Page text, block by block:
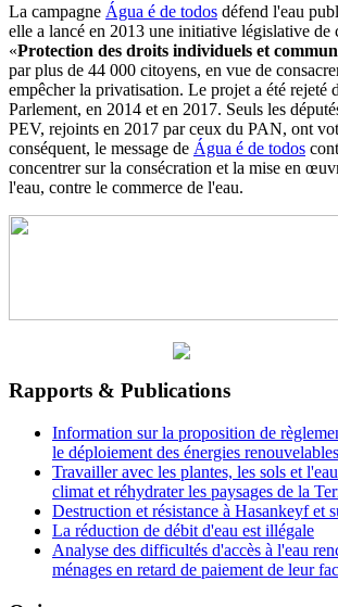
La campagne Água é de todos défend l'eau
elle a lancé en 2013 une initiative législative de
«Protection des droits individuels et
par plus de 44 000 citoyens, en vue de
empêcher la privatisation. Le projet a été rejeté
Parlement, en 2014 et en 2017. Seuls les
PEV, rejoints en 2017 par ceux du PAN, ont
conséquent, le message de Água é de todos
concentrer sur la consécration et la mise en
l'eau, contre le commerce de l'eau.
Rapports & Publications
Information sur la proposition de
le déploiement des énergies renouvelables
Travailler avec les plantes, les sols et
climat et réhydrater les paysages de la
Destruction et résistance à Hasankeyf et
La réduction de débit d'eau est illégale
Analyse des difficultés d'accès à l'eau
ménages en retard de paiement de leur